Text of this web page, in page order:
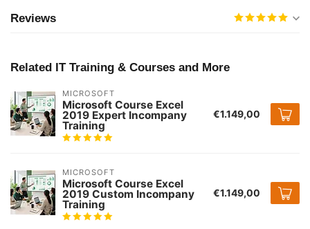
Reviews
Related IT Training & Courses and More
MICROSOFT
Microsoft Course Excel
2019 Expert Incompany
Training
€1.149,00
MICROSOFT
Microsoft Course Excel
2019 Custom Incompany
Training
€1.149,00